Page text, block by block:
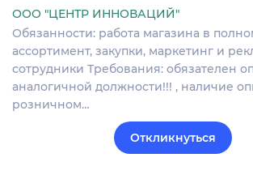
ООО "ЦЕНТР ИННОВАЦИЙ"
Обязанности: работа магазина в
ассортимент, закупки, маркетинг и
сотрудники Требования: обязателен
аналогичной должности!!! , наличие
розничном…
Откликнуться